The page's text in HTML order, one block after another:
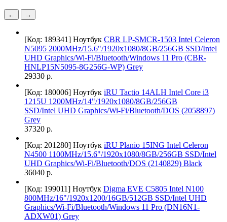
← →
[Код: 189341] Ноутбук CBR LP-SMCR-1503 Intel Celeron
N5095 2000MHz/15.6"/1920x1080/8GB/256GB SSD/Intel
UHD Graphics/Wi-Fi/Bluetooth/Windows 11 Pro (CBR-
HNLP15N5095-8G256G-WP) Grey
29330 р.
[Код: 180006] Ноутбук iRU Tactio 14ALH Intel Core i3
1215U 1200MHz/14"/1920x1080/8GB/256GB
SSD/Intel UHD Graphics/Wi-Fi/Bluetooth/DOS (2058897)
Grey
37320 р.
[Код: 201280] Ноутбук iRU Planio 15ING Intel Celeron
N4500 1100MHz/15.6"/1920x1080/8GB/256GB SSD/Intel
UHD Graphics/Wi-Fi/Bluetooth/DOS (2140829) Black
36040 р.
[Код: 199011] Ноутбук Digma EVE C5805 Intel N100
800MHz/16"/1920х1200/16GB/512GB SSD/Intel UHD
Graphics/Wi-Fi/Bluetooth/Windows 11 Pro (DN16N1-
ADXW01) Grey